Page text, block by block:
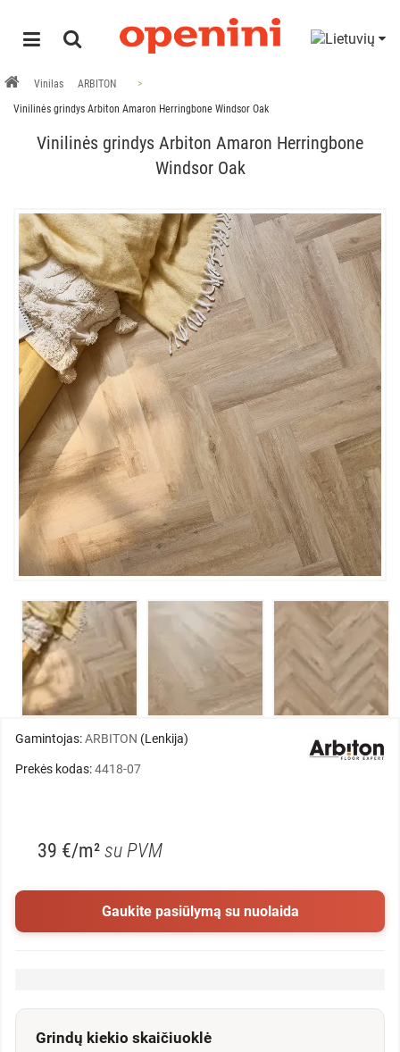
Vinilas
ARBITON
Vinilinės grindys Arbiton Amaron Herringbone Windsor Oak
Vinilinės grindys Arbiton Amaron Herringbone
Windsor Oak
Gamintojas:ARBITON (Lenkija)
Prekės kodas:4418-07
39 €/m² su PVM
Gaukite pasiūlymą su nuolaida
Grindų kiekio skaičiuoklė